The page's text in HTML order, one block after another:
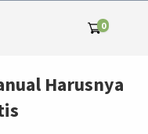
0
Harusnya